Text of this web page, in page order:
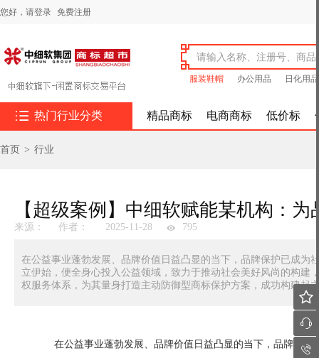
您好， 请登录 免费注册
服装鞋帽 办公用品 日化用品
 热门行业分类 精品商标 电商商标 低价标
首页 > 行业
来源： 作者： 2025-11-28 795
在公益事业蓬勃发展、品牌价值日益凸显的当下，品牌保护已成
立伊始，便全身心投入公益领域，致力于推动社会美好风尚的构
权服务体系，为其量身打造主动防御型商标保护方案，成功构建起
在公益事业蓬勃发展、品牌价值日益凸显的当下，品牌保护


